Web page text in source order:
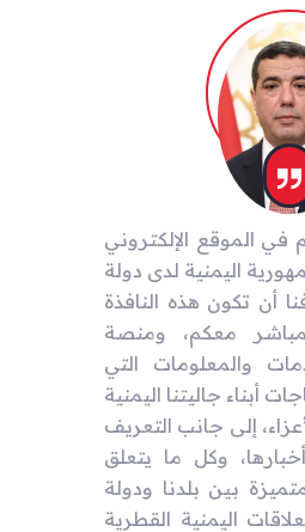
الموقع الإلكتروني
اليمنية لدى دولة
أن تكون هذه النافذة
معكم، ومنصة
والمعلومات التي
أبناء جاليتنا اليمنية
إلى جانب التعريف
وكل ما يتعلق
بين بلدنا ودولة
اليمنية القطرية